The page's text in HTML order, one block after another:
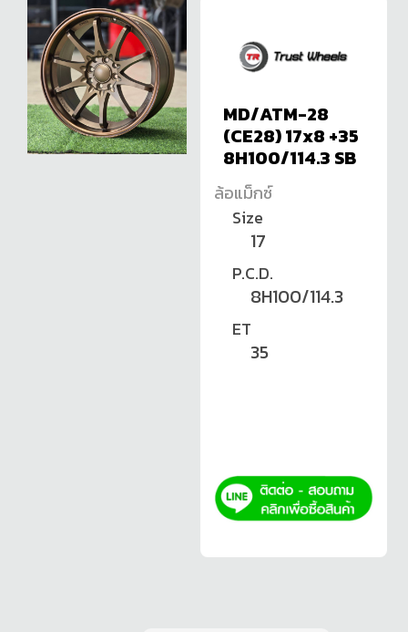
MD/ATM-28
(CE28) 17x8 +35
8H100/114.3 SB
ล้อแม็กซ์
Size
17
P.C.D.
8H100/114.3
ET
35